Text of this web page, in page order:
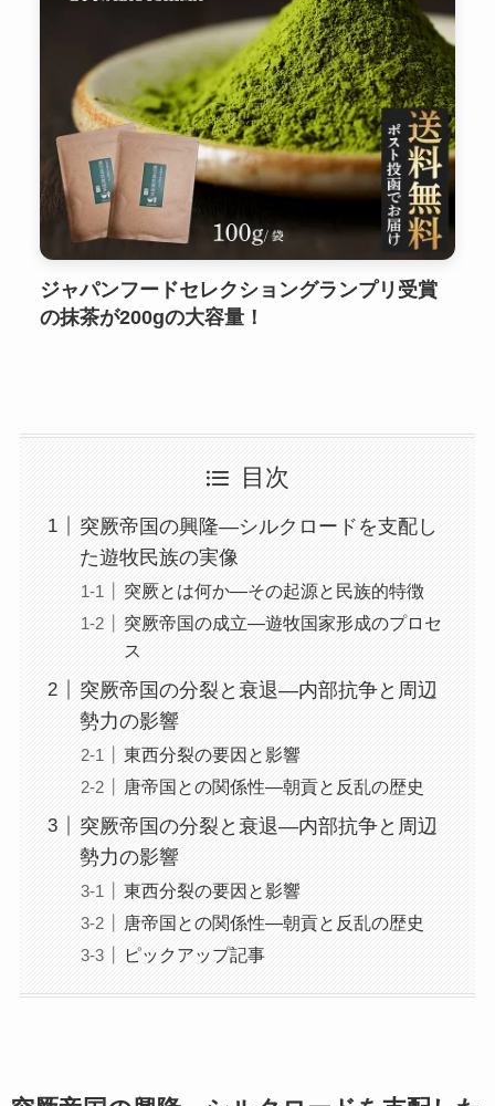
ジャパンフードセレクショングランプリ受賞
の抹茶が200gの大容量！
目次
突厥帝国の興隆—シルクロードを支配し
た遊牧民族の実像
突厥とは何か—その起源と民族的特徴
突厥帝国の成立—遊牧国家形成のプロセ
ス
突厥帝国の分裂と衰退—内部抗争と周辺
勢力の影響
東西分裂の要因と影響
唐帝国との関係性—朝貢と反乱の歴史
突厥帝国の分裂と衰退—内部抗争と周辺
勢力の影響
東西分裂の要因と影響
唐帝国との関係性—朝貢と反乱の歴史
ピックアップ記事